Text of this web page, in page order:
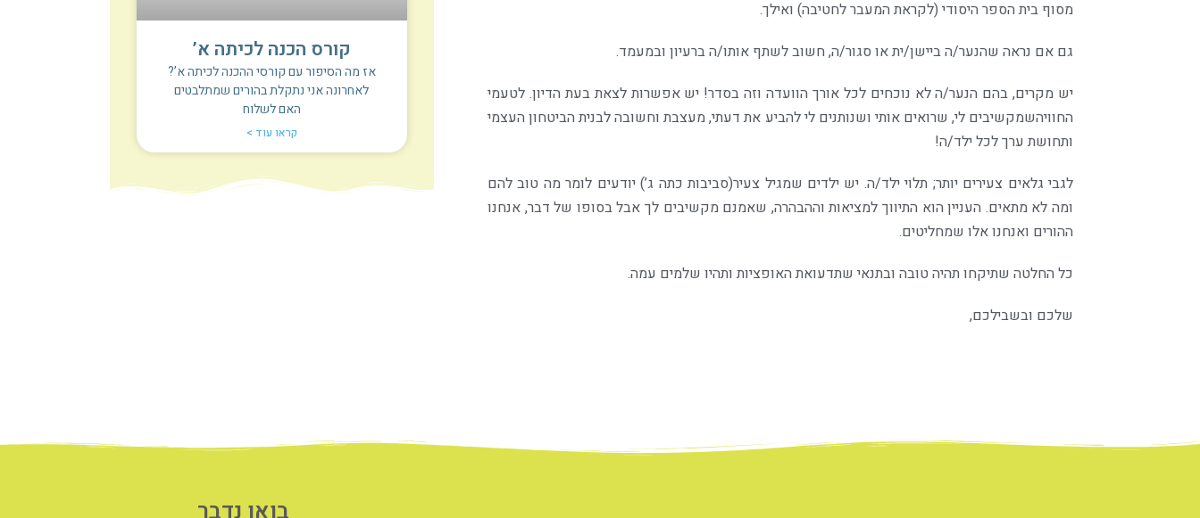
מסוף בית הספר היסודי (לקראת המעבר לחטיבה) ואילך.
גם אם נראה שהנער/ה ביישן/ית או סגור/ה, חשוב לשתף אותו/ה ברעיון ובמעמד.
יש מקרים, בהם הנער/ה לא נוכחים לכל אורך הוועדה וזה בסדר! יש אפשרות לצאת בעת הדיון. לטעמי
החוויהשמקשיבים לי, שרואים אותי ושנותנים לי להביע את דעתי, מעצבת וחשובה לבנית הביטחון העצמי
ותחושת ערך לכל ילד/ה!
לגבי גלאים צעירים יותר; תלוי ילד/ה. יש ילדים שמגיל צעיר(סביבות כתה ג’) יודעים לומר מה טוב להם
ומה לא מתאים. העניין הוא התיווך למציאות וההבהרה, שאמנם מקשיבים לך אבל בסופו של דבר, אנחנו
ההורים ואנחנו אלו שמחליטים.
כל החלטה שתיקחו תהיה טובה ובתנאי שתדעואת האופציות ותהיו שלמים עמה.
שלכם ובשבילכם,
קורס הכנה לכיתה א’
אז מה הסיפור עם קורסי ההכנה לכיתה א’?
לאחרונה אני נתקלת בהורים שמתלבטים
האם לשלוח
קראו עוד >